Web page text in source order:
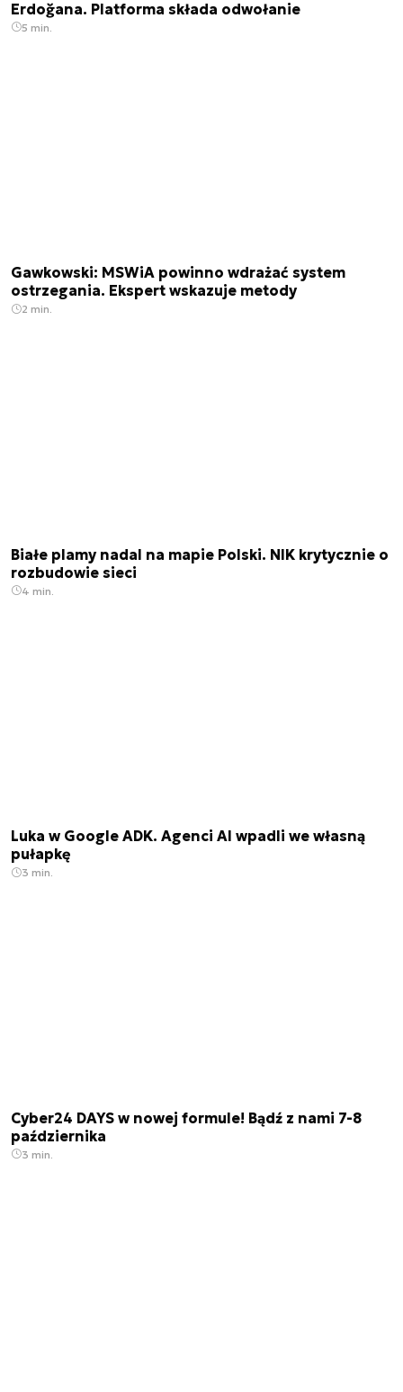
Erdoğana. Platforma składa odwołanie
5 min.
Gawkowski: MSWiA powinno wdrażać system
ostrzegania. Ekspert wskazuje metody
2 min.
Białe plamy nadal na mapie Polski. NIK krytycznie o
rozbudowie sieci
4 min.
Luka w Google ADK. Agenci AI wpadli we własną
pułapkę
3 min.
Cyber24 DAYS w nowej formule! Bądź z nami 7-8
października
3 min.